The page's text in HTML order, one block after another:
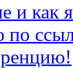
и как
по